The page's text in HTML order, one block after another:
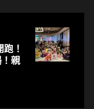
！
親